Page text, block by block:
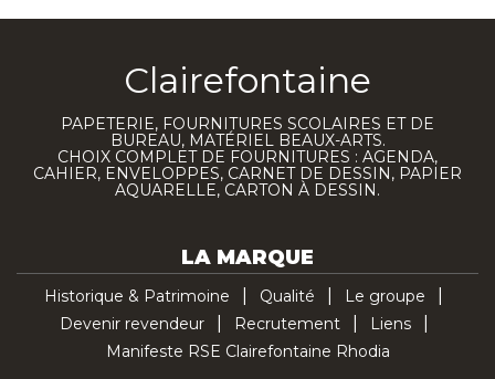
Clairefontaine
PAPETERIE, FOURNITURES SCOLAIRES ET DE
BUREAU, MATÉRIEL BEAUX-ARTS.
CHOIX COMPLET DE FOURNITURES : AGENDA,
CAHIER, ENVELOPPES, CARNET DE DESSIN, PAPIER
AQUARELLE, CARTON À DESSIN.
LA MARQUE
Historique & Patrimoine Qualité
Le groupe
Devenir revendeur
Recrutement
Liens
Manifeste RSE Clairefontaine Rhodia